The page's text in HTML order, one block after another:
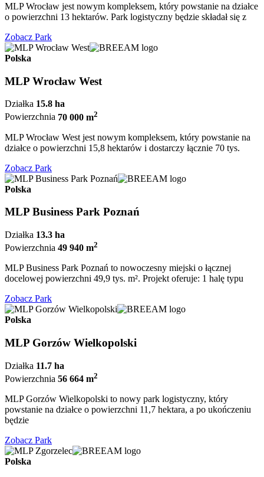
MLP Wrocław jest nowym kompleksem, który powstanie na działce
o powierzchni 13 hektarów. Park logistyczny będzie składał się z
Zobacz Park
Polska
MLP Wrocław West
Działka 15.8 ha
Powierzchnia 70 000 m2
MLP Wrocław West jest nowym kompleksem, który powstanie na
działce o powierzchni 15,8 hektarów i dostarczy łącznie 70 tys.
Zobacz Park
Polska
MLP Business Park Poznań
Działka 13.3 ha
Powierzchnia 49 940 m2
MLP Business Park Poznań to nowoczesny miejski o łącznej
docelowej powierzchni 49,9 tys. m². Projekt oferuje: 1 halę typu
Zobacz Park
Polska
MLP Gorzów Wielkopolski
Działka 11.7 ha
Powierzchnia 56 664 m2
MLP Gorzów Wielkopolski to nowy park logistyczny, który
powstanie na działce o powierzchni 11,7 hektara, a po ukończeniu
będzie
Zobacz Park
Polska